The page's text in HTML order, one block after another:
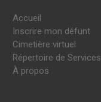
Accueil
Inscrire mon défunt
Cimetière virtuel
Répertoire de Services
À propos